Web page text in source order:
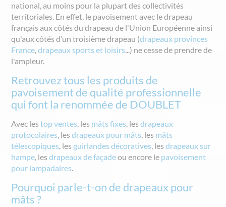
national, au moins pour la plupart des collectivités
territoriales. En effet, le pavoisement avec le drapeau
français auxcôtés dudrapeau de l'Union Européenne ainsi
qu'auxcôtés d’un troisième drapeau (drapeaux provinces
France,drapeaux sports et loisirs...) ne cesse de prendre de
l'ampleur.
Retrouvez tous les produits de
pavoisement de qualité professionnelle
qui font la renommée de DOUBLET
Avec lestop ventes, les mâts fixes, lesdrapeaux
protocolaires, lesdrapeaux pour mâts, les mâts
télescopiques, les guirlandes décoratives, les drapeaux sur
hampe, lesdrapeaux de façadeou encore le pavoisement
pour lampadaires.
Pourquoi parle-t-on de drapeaux pour
mâts ?